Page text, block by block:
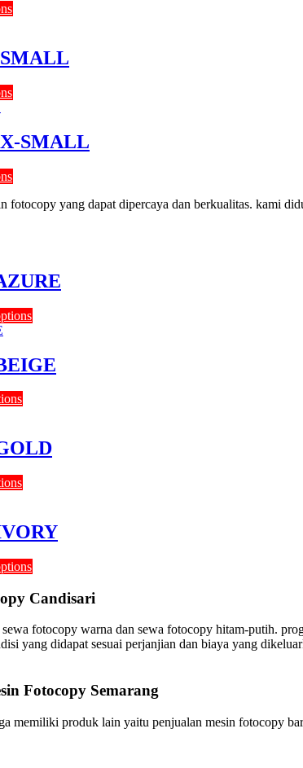
chosen
on
the
product
multiple
variants.
chosen
on
the
product
page
multiple
variants.
be
page
SMALL
has
may
be
chosen
on
page
fotocopy yang dapat dipercaya dan berkualitas. kami
multiple
variants.
chosen
on
multiple
variants.
The
chosen
on
the
product
multiple
variants.
options
be
on
the
has
variants.
The
options
be
chosen
the
Candisari
fotocopy warna dan sewa fotocopy hitam-putih.
yang didapat sesuai perjanjian dan biaya yang
Fotocopy Semarang
memiliki produk lain yaitu penjualan mesin fotocopy